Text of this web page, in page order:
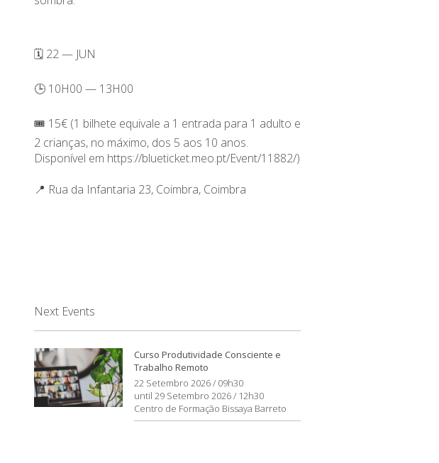
🗓️ 22 — JUN
🕒 10H00 — 13H00
🎟️ 15€ (1 bilhete equivale a 1 entrada para 1 adulto e
2 crianças, no máximo, dos 5 aos 10 anos.
Disponível em https://blueticket.meo.pt/Event/11882/)
📍 Rua da Infantaria 23, Coimbra, Coimbra
Next Events
Curso Produtividade Consciente e
Trabalho Remoto
22 Setembro 2026 / 09h30
until 29 Setembro 2026 / 12h30
Centro de Formação Bissaya Barreto